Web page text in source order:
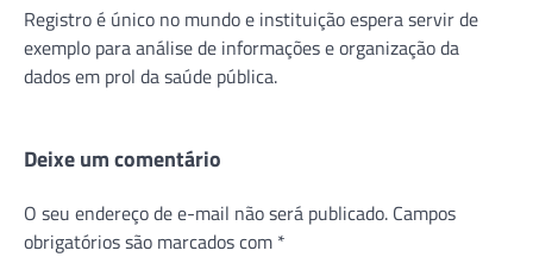
Registro é único no mundo e instituição espera servir de
exemplo para análise de informações e organização da
dados em prol da saúde pública.
Deixe um comentário
O seu endereço de e-mail não será publicado. Campos
obrigatórios são marcados com *